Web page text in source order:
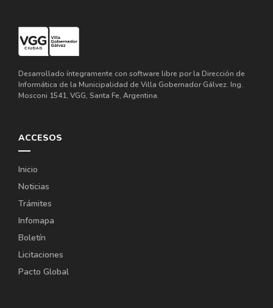
Desarrollado íntegramente con software libre por la Dirección de
Informática de la Municipalidad de Villa Gobernador Gálvez. Ing.
Mosconi 1541, VGG, Santa Fe, Argentina.
ACCESOS
Inicio
Noticias
Trámites
Infomapa
Boletín
Licitaciones
Pacto Global